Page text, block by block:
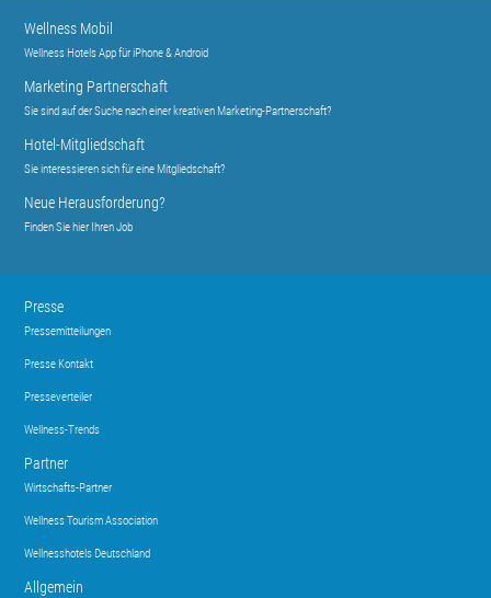
Wellness Mobil
Wellness Hotels App für iPhone & Android
Marketing Partnerschaft
Sie sind auf der Suche nach einer kreativen Marketing-Partnerschaft?
Hotel-Mitgliedschaft
Sie interessieren sich für eine Mitgliedschaft?
Neue Herausforderung?
Finden Sie hier Ihren Job
Presse
Pressemitteilungen
Presse Kontakt
Presseverteiler
Wellness-Trends
Partner
Wirtschafts-Partner
Wellness Tourism Association
Wellnesshotels Deutschland
Allgemein